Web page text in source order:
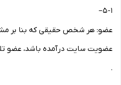
۵-۱–
عضو: هر شخص حقیقی که بنا بر
عضویت سایت درآمده باشد، عضو
.